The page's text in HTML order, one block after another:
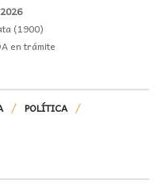
(1900)
en trámite
POLÍTICA